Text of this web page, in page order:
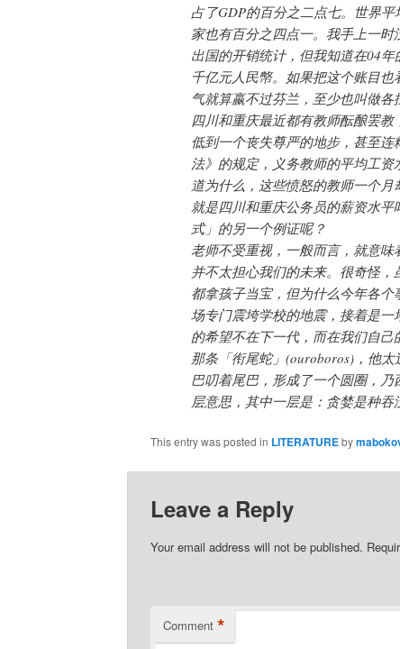
占了GDP的百分之二点七。世界
家也有百分之四点一。我手上一
出国的开销统计，但我知道在04
千亿元人民幤。如果把这个账目
气就算嬴不过芬兰，至少也叫做各
四川和重庆最近都有教师酝酿罢
低到一个丧失尊严的地步，甚至
法》的规定，义务教师的平均工
道为什么，这些愤怒的教师一个
就是四川和重庆公务员的薪资水
式」的另一个例证呢？
老师不受重视，一般而言，就意
并不太担心我们的未来。很奇怪
都拿孩子当宝，但为什么今年各
场专门震垮学校的地震，接着是
的希望不在下一代，而在我们自
那条「衔尾蛇」(ouroboros)，他
巴叨着尾巴，形成了一个圆圈，
层意思，其中一层是：贪婪是种吞
This entry was posted in LITERATUREby
Leave a Reply
Your email address will not be published.
Comment *